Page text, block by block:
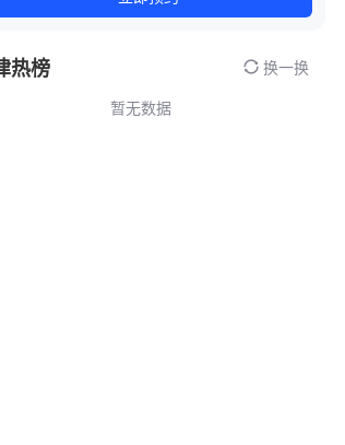
热榜 换一换
暂无数据